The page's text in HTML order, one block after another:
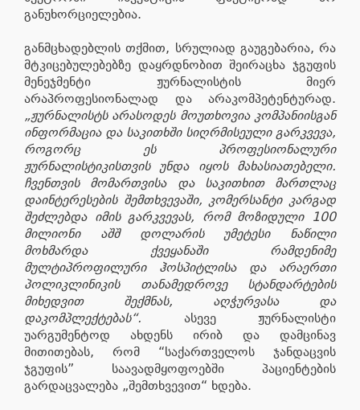
განუხორციელებია.
განმცხადებლის თქმით, სრულიად გაუგებარია, რა
მტკიცებულებებზე დაყრდნობით შეირაცხა ჯგუფის
მენეჯმენტი ჟურნალისტის მიერ
არაპროფესიონალად და არაკომპეტენტურად.
„ჟურნალისტს არასოდეს მოუთხოვია კომპანიისგან
ინფორმაცია და საკითხში სიღრმისეული გარკვევა,
როგორც ეს პროფესიონალური
ჟურნალისტიკისთვის უნდა იყოს მახასიათებელი.
ჩვენთვის მომართვისა და საკითხით მართლაც
დაინტერესების შემთხვევაში, კომერსანტი კარგად
შეძლებდა იმის გარკვევას, რომ მოზიდული 100
მილიონი აშშ დოლარის უმეტესი ნაწილი
მოხმარდა ქვეყანაში რამდენიმე
მულტიპროფილური ჰოსპიტლისა და არაერთი
პოლიკლინიკის თანამედროვე სტანდარტების
მიხედვით შექმნას, აღჭურვასა და
დაკომპლექტებას“. ასევე ჟურნალისტი
უარგუმენტოდ ახდენს ირიბ და დამცინავ
მითითებას, რომ “საქართველოს ჯანდაცვის
ჯგუფის” საავადმყოფოებში პაციენტების
გარდაცვალება „შემთხვევით“ ხდება.